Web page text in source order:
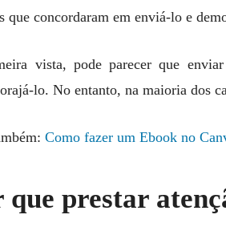
que concordaram em enviá-lo e
vista, pode parecer que
lo. No entanto, na maioria dos
Como fazer um Ebook no
que prestar